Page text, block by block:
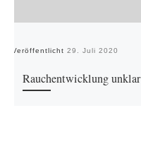
Veröffentlicht 29. Juli 2020
Rauchentwicklung unklar